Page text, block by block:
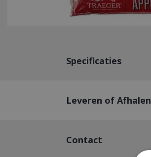
Specificaties
Leveren of Afhalen
Contact